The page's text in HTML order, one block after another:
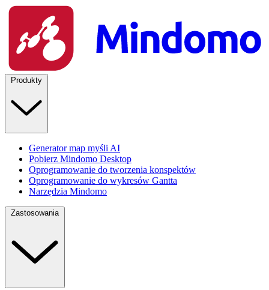
Produkty
Generator map myśli AI
Pobierz Mindomo Desktop
Oprogramowanie do tworzenia konspektów
Oprogramowanie do wykresów Gantta
Narzędzia Mindomo
Zastosowania